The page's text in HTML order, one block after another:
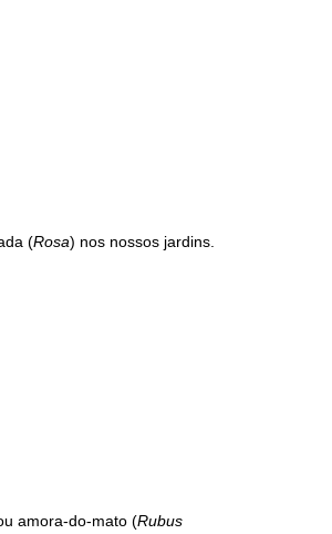
(Rosa) nos nossos jardins.
amora-do-mato (Rubus